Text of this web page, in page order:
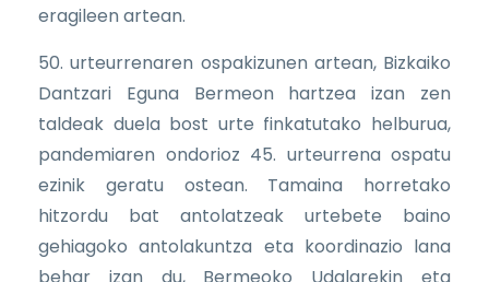
eragileen artean.
50. urteurrenaren ospakizunen artean, Bizkaiko
Dantzari Eguna Bermeon hartzea izan zen
taldeak duela bost urte finkatutako helburua,
pandemiaren ondorioz 45. urteurrena ospatu
ezinik geratu ostean. Tamaina horretako
hitzordu bat antolatzeak urtebete baino
gehiagoko antolakuntza eta koordinazio lana